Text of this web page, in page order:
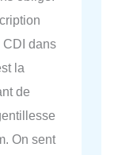
CDI dans
la
de
On sent